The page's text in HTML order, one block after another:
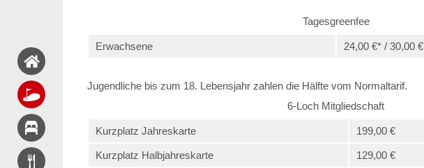
Tagesgreenfee
Erwachsene 24,00 €* / 30,00 €
Jugendliche bis zum 18. Lebensjahr zahlen die Hälfte vom Normaltarif.
6-Loch Mitgliedschaft
Kurzplatz Jahreskarte 199,00 €
Kurzplatz Halbjahreskarte 129,00 €